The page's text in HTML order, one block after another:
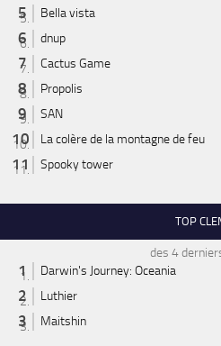
Bella vista
dnup
Cactus Game
Propolis
SAN
La colère de la montagne de feu
Spooky tower
TOP
des 4
Darwin's Journey: Oceania
Luthier
Maitshin